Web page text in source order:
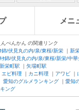
メニ
ぺんかん の関連リンク
錦/伏見丸の内/泉/東桜/新栄 ｜ 新
ﾀ錦/伏見丸の内/泉/東桜/新栄/中華
新栄町駅 ｜ 矢場町駅
エビ料理 ｜ カニ料理 ｜ アワビ ｜
愛知のグルメランキング ｜ 愛知
ング